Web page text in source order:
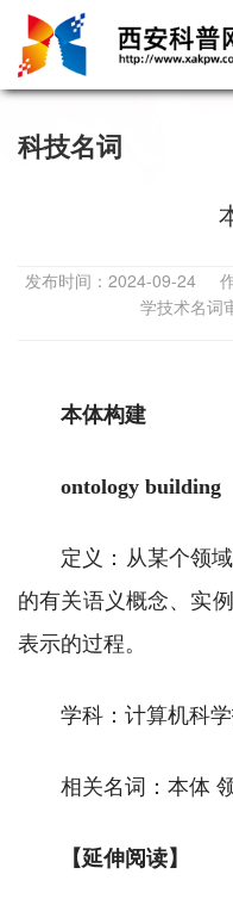
科技名词
发布时间：2024-09-24
学技术名词
本体构建
ontology building
定义：从某个领
的有关语义概念、实
表示的过程。
学科：计算机科
相关名词：本体
【延伸阅读】